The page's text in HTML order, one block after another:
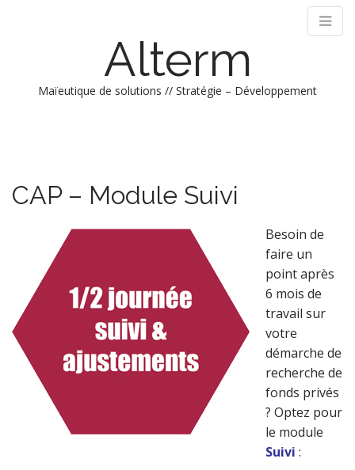
Alterm
Maïeutique de solutions // Stratégie – Développement
n
m
t
o
t
CAP – Module Suivi
Besoin de
faire un
point après
6 mois de
travail sur
votre
démarche de
recherche de
fonds privés
? Optez pour
le module
Suivi :